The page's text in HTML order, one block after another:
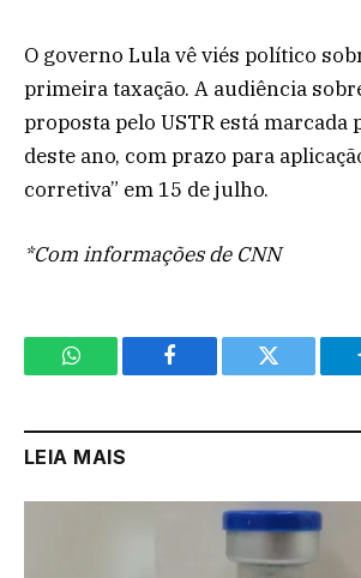
O governo Lula vê viés político
primeira taxação. A audiência
proposta pelo USTR está marcada
deste ano, com prazo para
corretiva” em 15 de julho.
*Com informações de CNN
WhatsApp Facebook Twitter
LEIA MAIS